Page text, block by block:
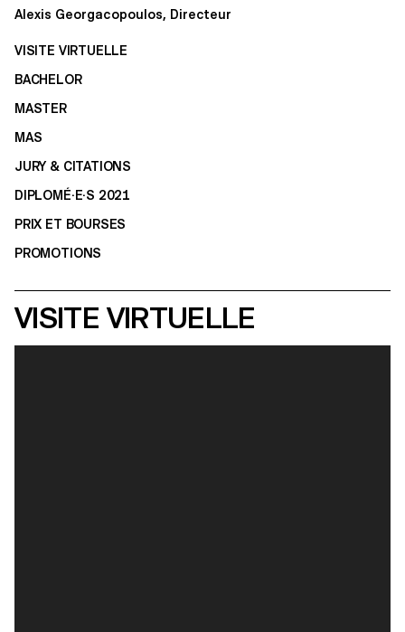
Alexis Georgacopoulos, Directeur
VISITE VIRTUELLE
BACHELOR
MASTER
MAS
JURY & CITATIONS
DIPLOMÉ·E·S 2021
PRIX ET BOURSES
PROMOTIONS
VISITE VIRTUELLE